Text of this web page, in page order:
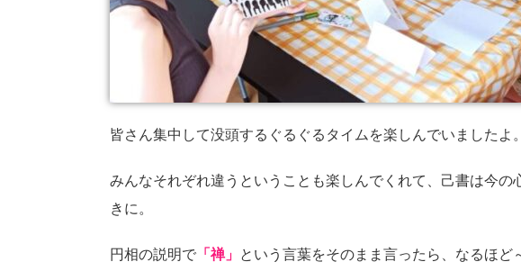
皆さん集中して没頭するぐるぐるタイムを楽しんでいましたよ。
みんなそれぞれ違うということも楽しんでくれて、己書は今
きに。
円相の説明で 「禅」 という言葉をそのまま言ったら、なるほ